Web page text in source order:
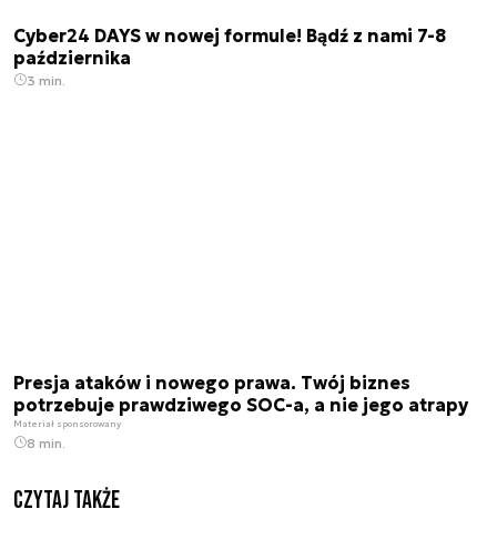
Cyber24 DAYS w nowej formule! Bądź z nami 7-8
października
3 min.
Presja ataków i nowego prawa. Twój biznes
potrzebuje prawdziwego SOC-a, a nie jego atrapy
Materiał sponsorowany
8 min.
Czytaj także